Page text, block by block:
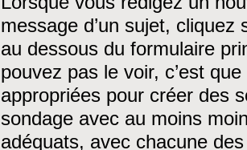
message d’un sujet, cliquez
au dessous du formulaire
pouvez pas le voir, c’est
appropriées pour créer des
sondage avec au moins
adéquats, avec chacune